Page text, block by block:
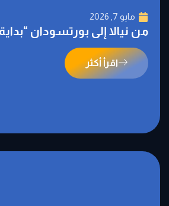
مايو 7, 2026
من نيالا إلى بورتسودان
اقرأ أكثر